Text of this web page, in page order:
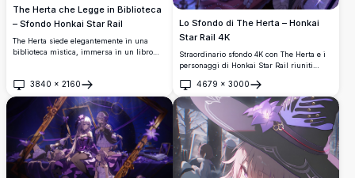
The Herta che Legge in Biblioteca
– Sfondo Honkai Star Rail
The Herta siede elegantemente in una
biblioteca mistica, immersa in un libro
Honkai Star Rail presenta tonalità viola
profonde e dettagli fantasy intricati.
3840 × 2160
Apri
Lo Sfondo di The Herta – Honkai
Star Rail 4K
Straordinario sfondo 4K con The Herta e i
personaggi di Honkai Star Rail riuniti
candele. Atmosfera fantasy oscura con luci
magiche viola, libri di incantesimi ed
estetiche streghesche affascinanti.
4679 × 3000
Apri